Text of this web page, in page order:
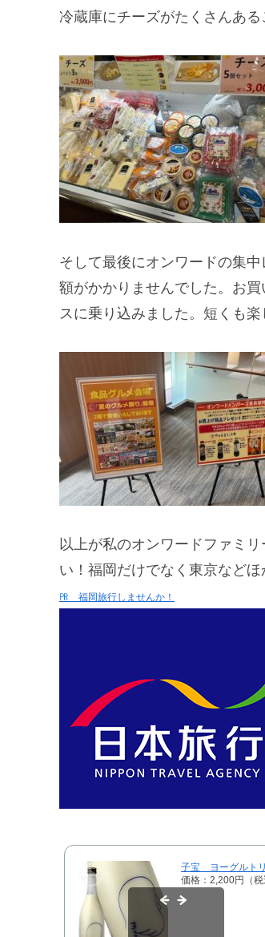
冷蔵庫にチーズがたくさんある
そして最後にオンワードの集
額がかかりませんでした。お
スに乗り込みました。短くも楽
以上が私のオンワードファミ
い！福岡だけでなく東京など
㏚ 福岡旅行しませんか！
子宝 ヨーグルト
価格：2,200円（税